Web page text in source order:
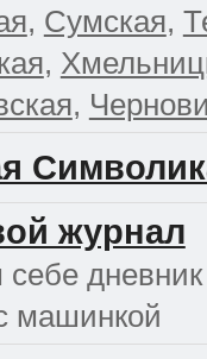
, Сумская,
,
,
журнал
машинкой